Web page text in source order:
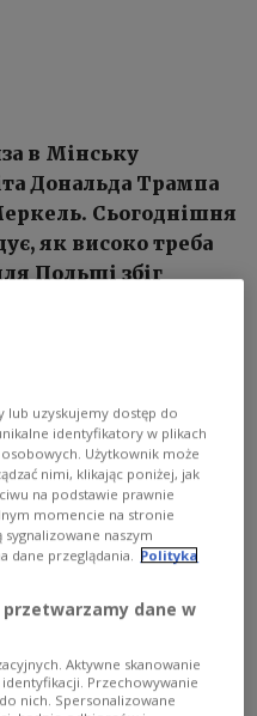
в Мінську
Дональда Трампа
Сьогоднішня
як високо треба
Польщі збіг
uzyskujemy dostęp do
identyfikatory w plikach
Użytkownik może
nimi, klikając poniżej, jak
na podstawie prawnie
momencie na stronie
naszym
dane przeglądania. Polityka
dane w
Aktywne skanowanie
Przechowywanie
nich. Spersonalizowane